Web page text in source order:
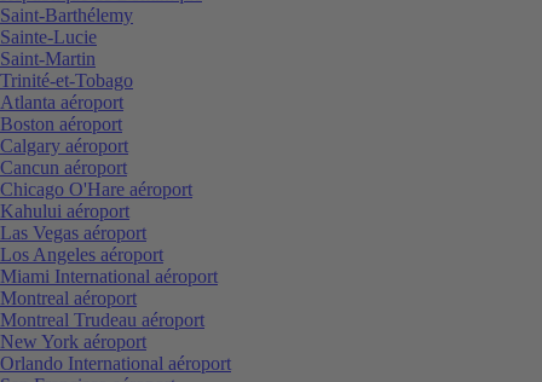
Saint-Barthélemy
Sainte-Lucie
Saint-Martin
Trinité-et-Tobago
Atlanta aéroport
Boston aéroport
Calgary aéroport
Cancun aéroport
Chicago O'Hare aéroport
Kahului aéroport
Las Vegas aéroport
Los Angeles aéroport
Miami International aéroport
Montreal aéroport
Montreal Trudeau aéroport
New York aéroport
Orlando International aéroport